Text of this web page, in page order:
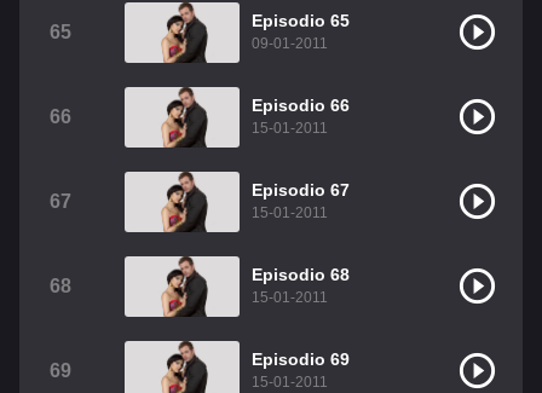
65
Episodio 65
09-01-2011
66
Episodio 66
15-01-2011
67
Episodio 67
15-01-2011
68
Episodio 68
15-01-2011
69
Episodio 69
15-01-2011